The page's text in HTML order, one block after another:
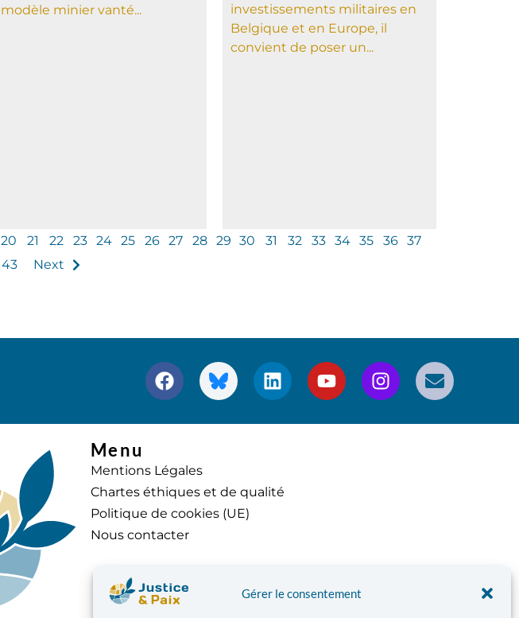
Gérer le consentement
modèle minier vanté...
investissements militaires en
Belgique et en Europe, il
convient de poser un...
20 21 22 23 24 25 26 27 28 29 30 31 32 33 34 35 36
37
43 Next
Menu
Mentions Légales
Chartes éthiques et de qualité
Politique de cookies (UE)
Nous contacter